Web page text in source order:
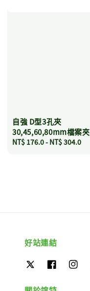
自強 D型3孔夾
30,45,60,80mm檔案夾
Regular
NT$ 176.0- NT$ 304.0
好站連結